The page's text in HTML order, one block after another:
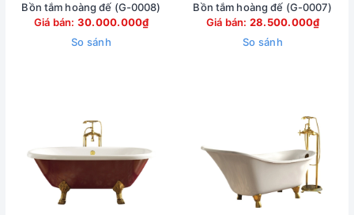
Bồn tắm hoàng đế (G-0008)
Giá bán: 30.000.000₫
So sánh
Bồn tắm hoàng đế (G-0007)
Giá bán: 28.500.000₫
So sánh